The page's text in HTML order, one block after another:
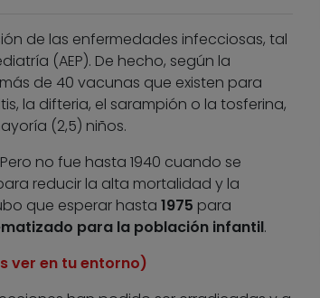
de las enfermedades infecciosas, tal
(AEP). De hecho, según la
de 40 vacunas que existen para
la difteria, el sarampión o la tosferina,
(2,5) niños.
no fue hasta 1940 cuando se
reducir la alta mortalidad y la
que esperar hasta 1975 para
para la población infantil.
ver en tu entorno)